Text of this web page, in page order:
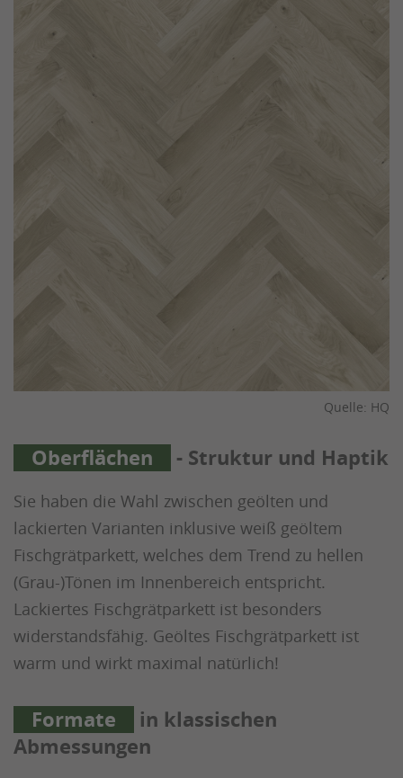
Quelle: HQ
Oberflächen - Struktur und Haptik
Sie haben die Wahl zwischen geölten und
lackierten Varianten inklusive weiß geöltem
Fischgrätparkett, welches dem Trend zu hellen
(Grau-)Tönen im Innenbereich entspricht.
Lackiertes Fischgrätparkett ist besonders
widerstandsfähig. Geöltes Fischgrätparkett ist
warm und wirkt maximal natürlich!
Formate
in klassischen
Abmessungen